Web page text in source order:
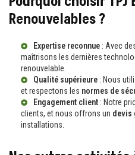
Renouvelables ?
Expertise reconnue : Avec
maîtrisons les dernières
renouvelable.
Qualité supérieure : Nous
et respectons les normes de
Engagement client : Notre
clients, et nous offrons un devis
installations.